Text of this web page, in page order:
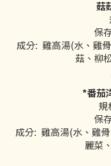
菇
保
成分: 雞高湯(水、雞
菇、柳
*番茄
保
成分: 雞高湯(水、雞
麗菜 、